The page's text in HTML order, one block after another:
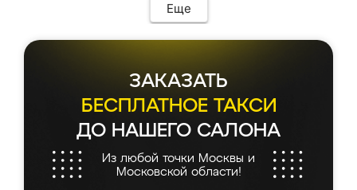
Еще
ЗАКАЗАТЬ
БЕСПЛАТНОЕ ТАКСИ
ДО НАШЕГО САЛОНА
Из любой точки Москвы и
Московской области!